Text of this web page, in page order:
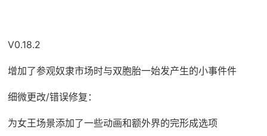
V0.18.2
增加了参观奴隶市场时与双胞胎一始发产生的小事件件
细微更改/错误修复：
为女王场景添加了一些动画和额外界的完形成选项